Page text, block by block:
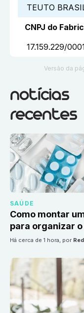
TEUTO
CNPJ do
17.159.229/
Versão da
notícias
recentes
SAÚDE
Como montar
para organizar
há cerca de 1 hora, por